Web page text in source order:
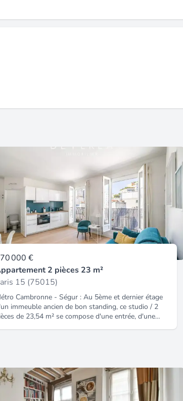
000 €
2 pièces 23 m²
15 (75015)
Cambronne - Ségur : Au 5ème et dernier étage
immeuble ancien de bon standing, ce studio / 2
de 23,54 m² se compose d'une entrée, d'une